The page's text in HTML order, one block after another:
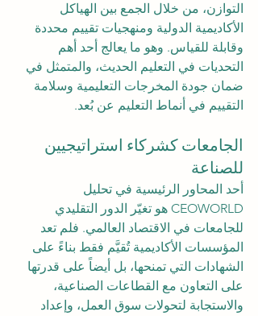
التوازن، من خلال الجمع بين الهياكل
الأكاديمية الدولية ومنهجيات تقييم محددة
وقابلة للقياس. وهو ما يعالج أحد أهم
التحديات في التعليم الحديث، والمتمثل في
ضمان جودة المخرجات التعليمية وسلامة
التقييم في أنماط التعليم عن بُعد.
الجامعات كشركاء استراتيجيين
للصناعة
أحد المحاور الرئيسية في تحليل
CEOWORLD هو تغيّر الدور التقليدي
للجامعات في الاقتصاد العالمي. فلم تعد
المؤسسات الأكاديمية تُقيَّم فقط بناءً على
الشهادات التي تمنحها، بل أيضاً على قدرتها
على التعاون مع القطاعات الصناعية،
والاستجابة لتحولات سوق العمل، وإعداد